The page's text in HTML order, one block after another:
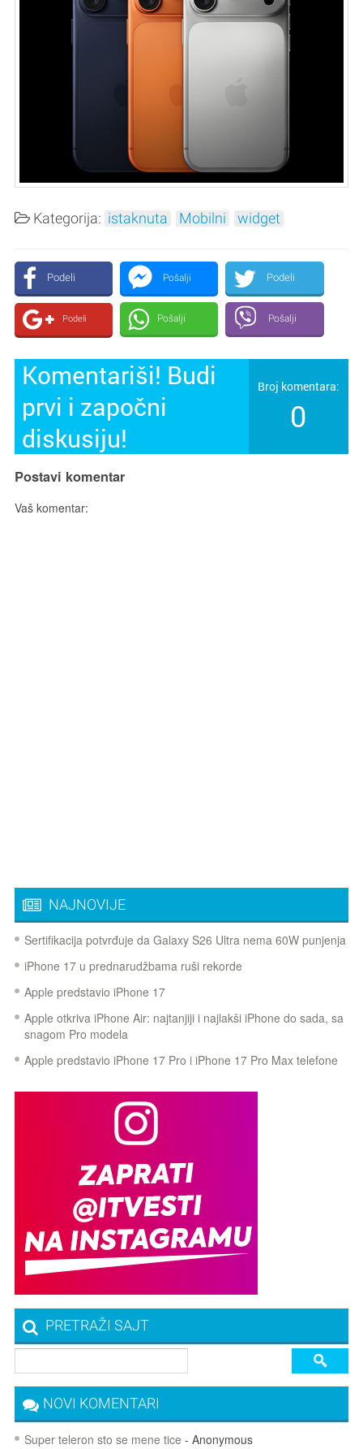
Kategorija: istaknuta Mobilni widget
Podeli Pošalji Podeli
Podeli Pošalji Pošalji
Komentariši! Budi
prvi i započni
diskusiju!
Broj komentara:
0
Postavi komentar
Vaš komentar:
NAJNOVIJE
Sertifikacija potvrđuje da Galaxy S26 Ultra nema 60W punjenja
iPhone 17 u prednarudžbama ruši rekorde
Apple predstavio iPhone 17
Apple otkriva iPhone Air: najtanjiji i najlakši iPhone do sada, sa
snagom Pro modela
Apple predstavio iPhone 17 Pro i iPhone 17 Pro Max telefone
PRETRAŽI SAJT
NOVI KOMENTARI
Super teleron sto se mene tice - Anonymous